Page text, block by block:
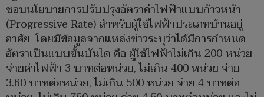
ชอบนโยบายการปรับปรุงอัตราค่าไฟฟ้าแบบก้าวหน้า
(Progressive Rate) สำหรับผู้ใช้ไฟฟ้าประเภทบ้านอยู่
อาศัย โดยมีข้อมูลจากแหล่งข่าวระบุว่าได้มีการกำหนด
อัตราเป็นแบบขั้นบันได คือ ผู้ใช้ไฟฟ้าไม่เกิน 200 หน่วย
จ่ายค่าไฟฟ้า 3 บาทต่อหน่วย, ไม่เกิน 400 หน่วย จ่าย
3.60 บาทต่อหน่วย, ไม่เกิน 500 หน่วย จ่าย 4 บาทต่อ